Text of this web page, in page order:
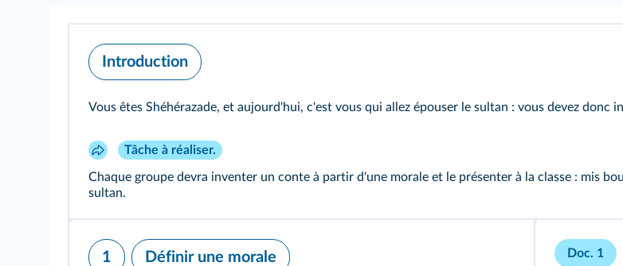
Introduction
Vous êtes Shéhérazade, et aujourd'hui, c'est vous qui allez épouser le sultan : vous devez donc
Tâche à réaliser.
Chaque groupe devra inventer un conte à partir d'une morale et le présenter à la classe : mis
sultan.
1 Définir une morale Doc. 1